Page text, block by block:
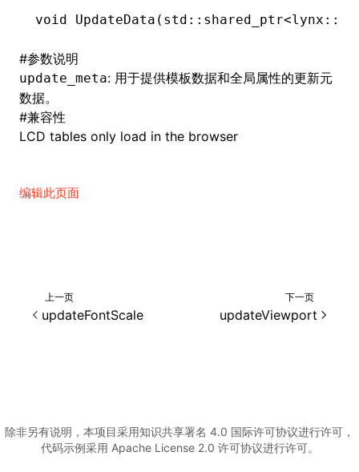
void UpdateData (std :: shared_ptr<lynx ::
#参数说明
update_meta: 用于提供模板数据和全局属性的更新元
数据。
#兼容性
LCD tables only load in the browser
编辑此页面
上一页
updateFontScale
下一页
updateViewport
除非另有说明，本项目采用知识共享署名 4.0 国际许可协议进行许可，
代码示例采用 Apache License 2.0 许可协议进行许可。